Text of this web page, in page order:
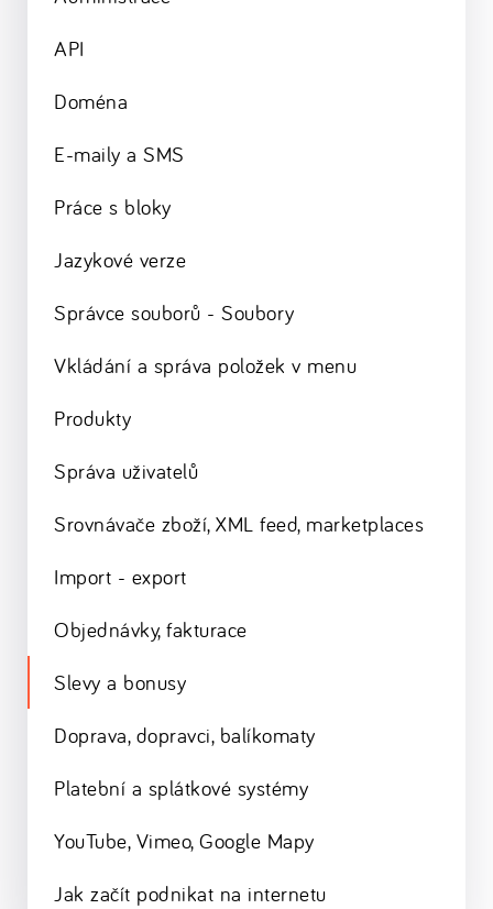
API
Doména
E-maily a SMS
Práce s bloky
Jazykové verze
Správce souborů - Soubory
Vkládání a správa položek v menu
Produkty
Správa uživatelů
Srovnávače zboží, XML feed, marketplaces
Import - export
Objednávky, fakturace
Slevy a bonusy
Doprava, dopravci, balíkomaty
Platební a splátkové systémy
YouTube, Vimeo, Google Mapy
Jak začít podnikat na internetu